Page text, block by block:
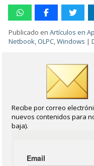
Publicado en Artículos en
Netbook, OLPC,Windows |
Recibe por correo
nuevos contenidos para
baja).